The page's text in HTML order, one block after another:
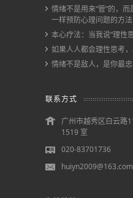
情绪不是用来“管”的，
一样预防心理问题的方法
本心疗法：当我说“理性
如果人人都会理性思考
情绪不是敌人，是你最
联系方式
广州市越秀区白云路
1519 室
020-83701736
huiyn2009@163.com